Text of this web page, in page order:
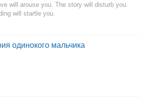
will arouse you. The story will disturb you.
will startle you.
одинокого мальчика